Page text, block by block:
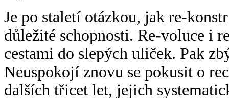
Je po staletí otázkou, jak re-
důležité schopnosti. Re-voluce i
cestami do slepých uliček. Pak
Neuspokojí znovu se pokusit o
dalších třicet let, jejich